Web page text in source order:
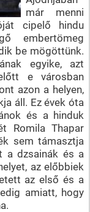
már menni
cipelő hindu
embertömeg
be mögöttünk.
egyike, azt
e városban
azon a helyen,
áll. Ez évek óta
és a hinduk
Romila Thapar
sem támasztja
a dzsainák és a
az előbbiek
az első és a
amiatt, hogy